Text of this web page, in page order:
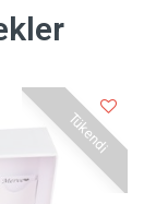
Tükendi